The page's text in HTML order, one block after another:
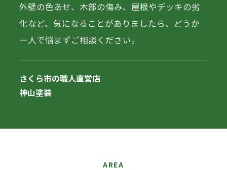
外壁の色あせ、木部の傷み、屋根やデッキの劣
化など、気になることがありましたら、どうか
一人で悩まずご相談ください。
さくら市の職人直営店
神山塗装
AREA